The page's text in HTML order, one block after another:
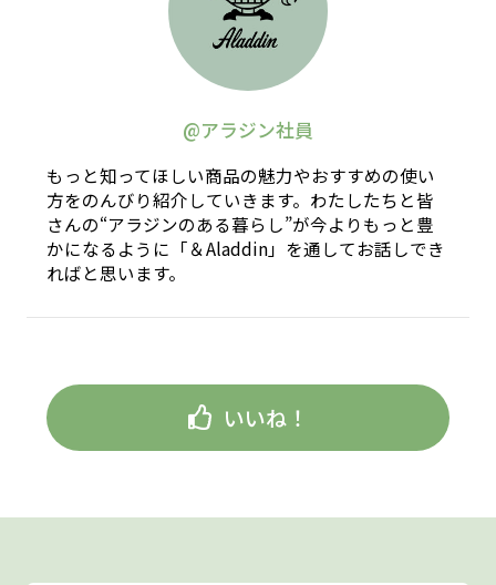
@アラジン社員
もっと知ってほしい商品の魅力やおすすめの使い
方をのんびり紹介していきます。わたしたちと皆
さんの“アラジンのある暮らし”が今よりもっと豊
かになるように「＆Aladdin」を通してお話しでき
ればと思います。
いいね！